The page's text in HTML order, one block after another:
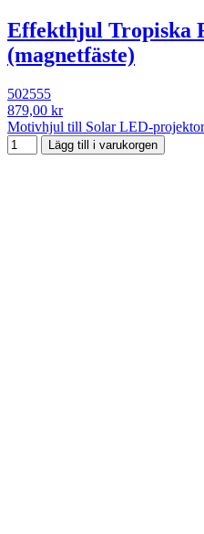
Effekthjul Tropiska
(magnetfäste)
502555
879,00 kr
Motivhjul till Solar LED-
Lägg till i varukorgen